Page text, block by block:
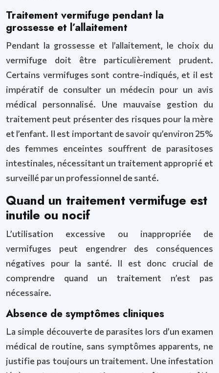
Traitement vermifuge pendant la
grossesse et l’allaitement
Pendant la grossesse et l’allaitement, le choix du
vermifuge doit être particulièrement prudent.
Certains vermifuges sont contre-indiqués, et il est
impératif de consulter un médecin pour un avis
médical personnalisé. Une mauvaise gestion du
traitement peut présenter des risques pour la mère
et l’enfant. Il est important de savoir qu’environ 25%
des femmes enceintes souffrent de parasitoses
intestinales, nécessitant un traitement approprié et
surveillé par un professionnel de santé.
Quand un traitement vermifuge est
inutile ou nocif
L’utilisation excessive ou inappropriée de
vermifuges peut engendrer des conséquences
négatives pour la santé. Il est donc crucial de
comprendre quand un traitement n’est pas
nécessaire.
Absence de symptômes cliniques
La simple découverte de parasites lors d’un examen
médical de routine, sans symptômes apparents, ne
justifie pas toujours un traitement. Une infestation